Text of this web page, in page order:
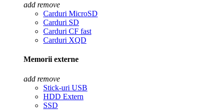
add remove
Carduri MicroSD
Carduri SD
Carduri CF fast
Carduri XQD
Memorii externe
add remove
Stick-uri USB
HDD Extern
SSD